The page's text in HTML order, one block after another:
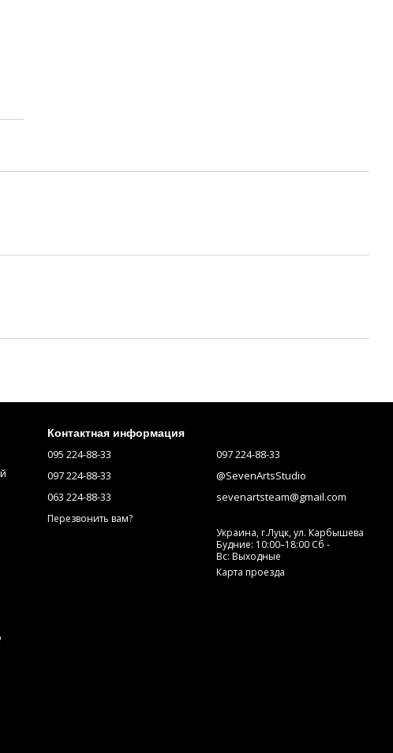
Контактная информация
095 224-88-33
097 224-88-33
063 224-88-33
Перезвонить вам?
097 224-88-33
@SevenArtsStudio
sevenartsteam@gmail.com
Украина, г.Луцк, ул. Карбышева
Будние: 10:00–18:00 Сб -
Вс: Выходные
Карта проезда